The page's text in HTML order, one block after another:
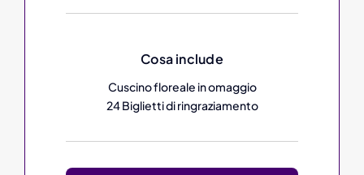
Cosa include
Cuscino floreale in omaggio
24 Biglietti di ringraziamento